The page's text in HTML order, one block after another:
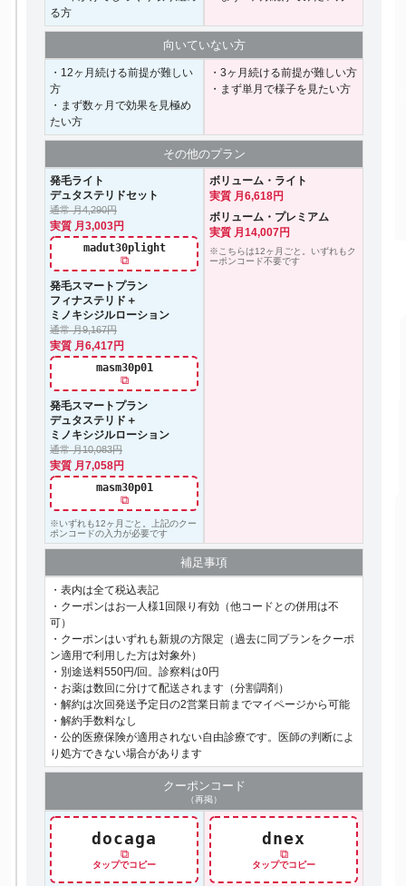
る方
向いていない方
・12ヶ月続ける前提が難しい
方
・まず数ヶ月で効果を見極め
たい方
・3ヶ月続ける前提が難しい方
・まず単月で様子を見たい方
その他のプラン
発毛ライト
デュタステリドセット
通常 月4,290円
実質 月3,003円
madut30plight
⧉
発毛スマートプラン
フィナステリド＋
ミノキシジルローション
通常 月9,167円
実質 月6,417円
masm30p01
⧉
発毛スマートプラン
デュタステリド＋
ミノキシジルローション
通常 月10,083円
実質 月7,058円
masm30p01
⧉
※いずれも12ヶ月ごと。上記のクー
ポンコードの入力が必要です
ボリューム・ライト
実質 月6,618円
ボリューム・プレミアム
実質 月14,007円
※こちらは12ヶ月ごと。いずれもク
ーポンコード不要です
補足事項
・表内は全て税込表記
・クーポンはお一人様1回限り有効（他コードとの併用は不
可）
・クーポンはいずれも新規の方限定（過去に同プランをクーポ
ン適用で利用した方は対象外）
・別途送料550円/回。診察料は0円
・お薬は数回に分けて配送されます（分割調剤）
・解約は次回発送予定日の2営業日前までマイページから可能
・解約手数料なし
・公的医療保険が適用されない自由診療です。医師の判断によ
り処方できない場合があります
クーポン コード
（再掲）
docaga
⧉
タップでコピー
dnex
⧉
タップでコピー